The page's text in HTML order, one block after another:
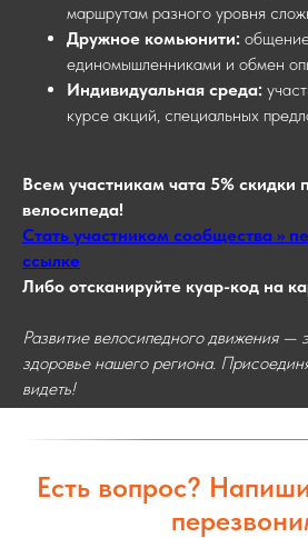
маршрутам разного уровня
Дружное комьюнити:
единомышленниками и обмен
Индивидуальная среда:
курсе акций, специальных
Всем участникам чата 5% скидки
велосипеда!
Стать участником сообщества >>
ссылке
Либо отсканируйте куар-код на
Развитие велосипедного движения —
здоровье нашего региона.
видеть!
Есть вопрос?